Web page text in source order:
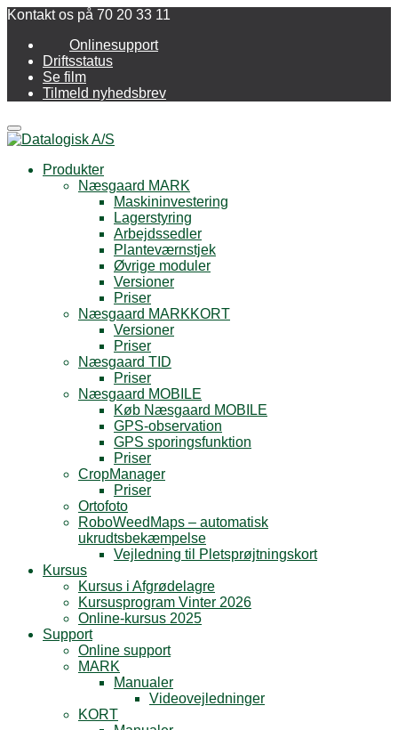
Kontakt os på 70 20 33 11
Onlinesupport
Driftsstatus
Se film
Tilmeld nyhedsbrev
Menu
Produkter
Næsgaard MARK
Maskininvestering
Lagerstyring
Arbejdssedler
Planteværnstjek
Øvrige moduler
Versioner
Priser
Næsgaard MARKKORT
Versioner
Priser
Næsgaard TID
Priser
Næsgaard MOBILE
Køb Næsgaard MOBILE
GPS-observation
GPS sporingsfunktion
Priser
CropManager
Priser
Ortofoto
RoboWeedMaps – automatisk
ukrudtsbekæmpelse
Vejledning til Pletsprøjtningskort
Kursus
Kursus i Afgrødelagre
Kursusprogram Vinter 2026
Online-kursus 2025
Support
Online support
MARK
Manualer
Videovejledninger
KORT